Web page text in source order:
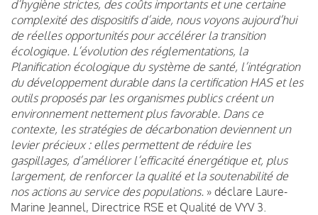
d’hygiène strictes, des coûts importants et une certaine
complexité des dispositifs d’aide, nous voyons aujourd’hui
de réelles opportunités pour accélérer la transition
écologique. L’évolution des réglementations, la
Planification écologique du système de santé, l’intégration
du développement durable dans la certification HAS et les
outils proposés par les organismes publics créent un
environnement nettement plus favorable. Dans ce
contexte, les stratégies de décarbonation deviennent un
levier précieux : elles permettent de réduire les
gaspillages, d’améliorer l’efficacité énergétique et, plus
largement, de renforcer la qualité et la soutenabilité de
nos actions au service des populations. » déclare Laure-
Marine Jeannel, Directrice RSE et Qualité de VYV 3.